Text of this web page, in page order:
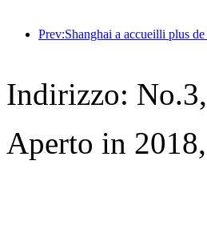
Indirizzo:
Aperto in